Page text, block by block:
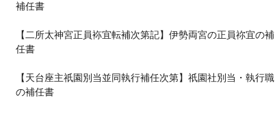
補任書
【二所太神宮正員袮宜転補次第記】伊勢両宮の正員祢宜の補
任書
【天台座主祇園別当並同執行補任次第】祇園社別当・執行職
の補任書